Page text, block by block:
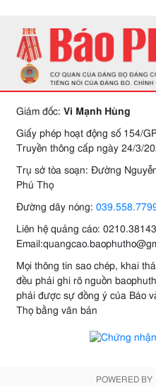
Giám đốc: Vi Mạnh Hùng
Giấy phép hoạt động số 154/
Truyền thông cấp ngày 24/3/
Trụ sở tòa soạn: Đường
Phú Thọ
Đường dây nóng:
Liên hệ quảng cáo:
Mọi thông tin sao chép, khai
đều phải ghi rõ nguồn
phải được sự đồng ý của Báo
Thọ bằng văn bản
POWERED BY